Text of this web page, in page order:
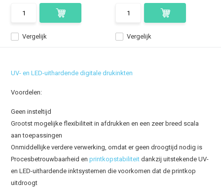
Vergelijk Vergelijk
UV- en LED-uithardende digitale drukinkten
Voordelen:
Geen insteltijd
Grootst mogelijke flexibiliteit in afdrukken en een zeer breed scala
aan toepassingen
Onmiddellijke verdere verwerking, omdat er geen droogtijd nodig is
Procesbetrouwbaarheid enprintkopstabiliteit dankzij uitstekende UV-
en LED-uithardende inktsystemen die voorkomen dat de printkop
uitdroogt